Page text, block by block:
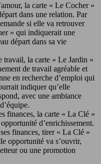
la carte « Le Cocher »
dans une relation. Par
si elle va retrouver
» qui indiquerait une
départ dans sa vie
travail, la carte « Le Jardin »
de travail agréable et
en recherche d’emploi qui
indiquer qu’elle
avec une ambiance
finances, la carte « La Clé »
d’enrichissement.
finances, tirer « La Clé »
opportunité va s’ouvrir,
ou une promotion